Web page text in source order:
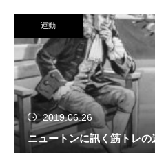
運動
2019.06.26
ニュートンに訊く筋トレの